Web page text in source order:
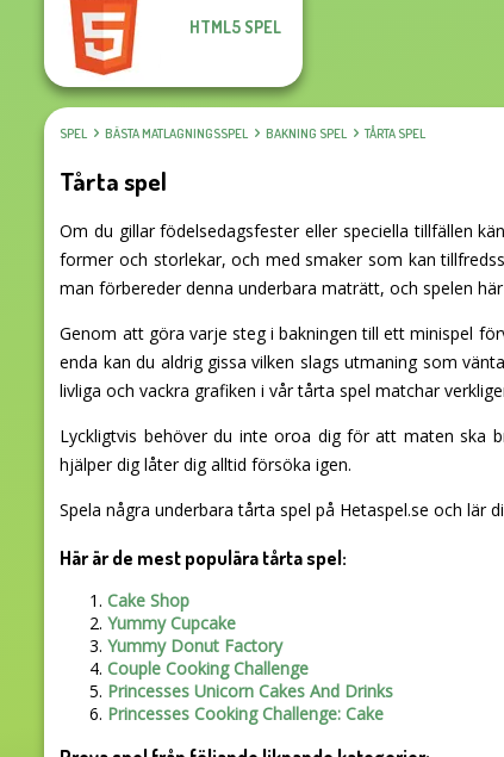
HTML5 SPEL
SPEL BÄSTA MATLAGNINGSSPEL BAKNING SPEL TÅRTA SPEL
Tårta spel
Om du gillar födelsedagsfester eller speciella tillfällen
former och storlekar, och med smaker som kan
man förbereder denna underbara maträtt, och spelen
Genom att göra varje steg i bakningen till ett minispel
enda kan du aldrig gissa vilken slags utmaning som
livliga och vackra grafiken i vår tårta spel matchar
Lyckligtvis behöver du inte oroa dig för att maten ska
hjälper dig låter dig alltid försöka igen.
Spela några underbara tårta spel på Hetaspel.se och lär
Här är de mest populära tårta spel:
Cake Shop
Yummy Cupcake
Yummy Donut Factory
Couple Cooking Challenge
Princesses Unicorn Cakes And Drinks
Princesses Cooking Challenge: Cake